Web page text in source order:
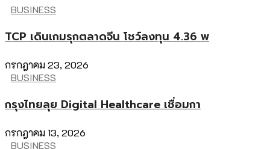
BUSINESS
TCP เดินเกมรุกตลาดจีน โชว์ลงทุน 4.36 พ
กรกฎาคม 23, 2026
BUSINESS
กรุงไทยลุย Digital Healthcare เชื่อมกา
กรกฎาคม 13, 2026
BUSINESS